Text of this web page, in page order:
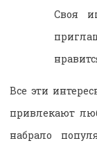
Своя
Все эти
привлекают
набрало